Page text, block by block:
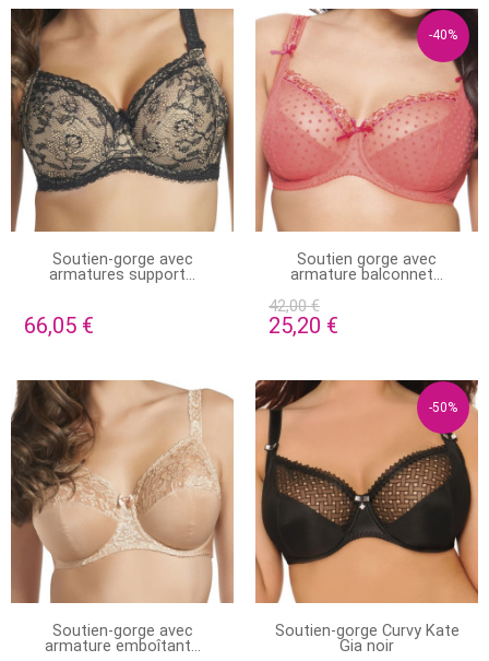
PRODUIT DISPONIBLE AVEC
D'AUTRES OPTIONS
Soutien-gorge avec
armatures support...
66,05 €
-40%
EN STOCK
Soutien gorge avec
armature balconnet...
42,00 €
25,20 €
EN STOCK
Soutien-gorge avec
armature emboîtant...
-50%
STOCK ÉPUISÉ
Soutien-gorge Curvy Kate
Gia noir